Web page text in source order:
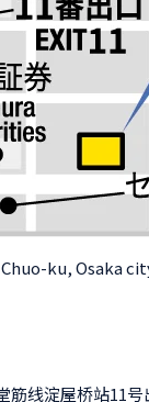
ku, Osaka
筋线淀屋桥站11